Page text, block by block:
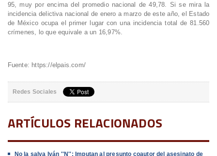
95, muy por encima del promedio nacional de 49,78. Si se mira la
incidencia delictiva nacional de enero a marzo de este año, el Estado
de México ocupa el primer lugar con una incidencia total de 81.560
crímenes, lo que equivale a un 16,97%.
Fuente: https://elpais.com/
Redes Sociales
ARTÍCULOS RELACIONADOS
No la salva Iván ''N'': Imputan al presunto coautor del asesinato de